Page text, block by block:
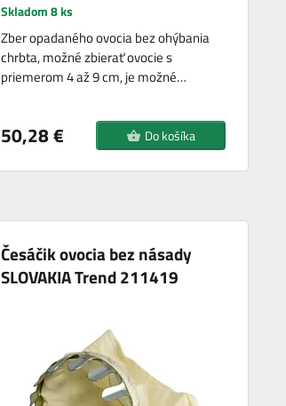
Skladom 8 ks
Zber opadaného ovocia bez ohýbania
chrbta, možné zbierať ovocie s
priemerom 4 až 9 cm, je možné…
50,28 € Do košíka
Česáčik ovocia bez násady
SLOVAKIA Trend 211419